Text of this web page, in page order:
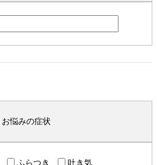
お悩みの症状
ふらつき 吐き気